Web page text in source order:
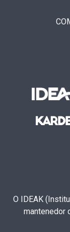
O IDEAK
mantenedor